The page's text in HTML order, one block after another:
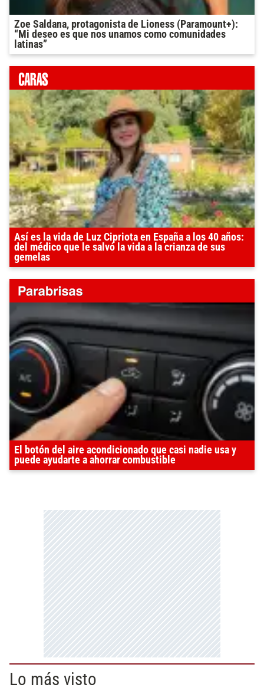
Zoe Saldana, protagonista de Lioness (Paramount+):
“Mi deseo es que nos unamos como comunidades
latinas”
Así es la vida de Luz Cipriota en España a los 40 años:
del médico que le salvó la vida a la crianza de sus
gemelas
El botón del aire acondicionado que casi nadie usa y
puede ayudarte a ahorrar combustible
Lo más visto